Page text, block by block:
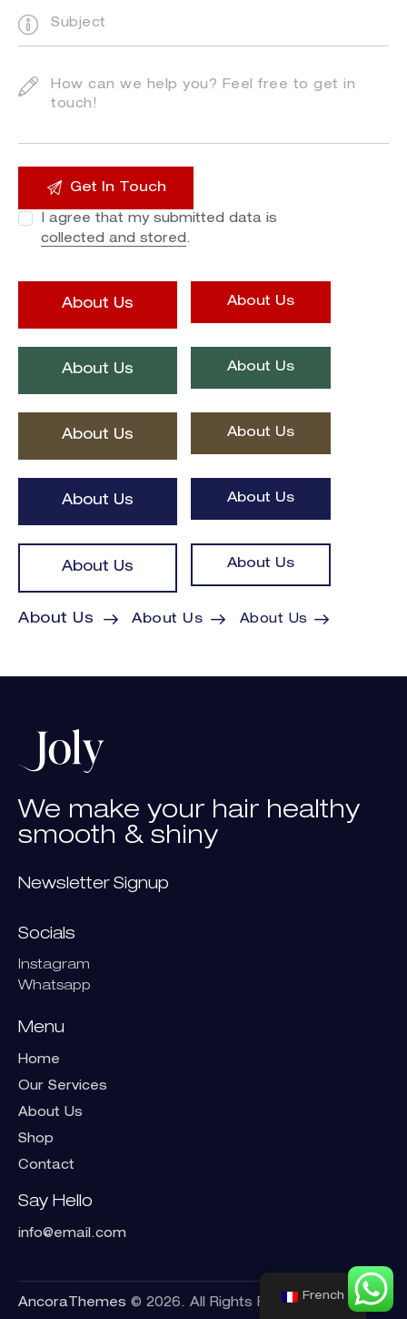
I agree that my submitted data is
collected and stored .
About Us About Us
About Us About Us
About Us About Us
About Us About Us
About Us About Us
About Us About Us About Us
We make your hair healthy
smooth & shiny
Newsletter Signup
Socials
Instagram
Whatsapp
Menu
Home
Our Services
About Us
Shop
Contact
Say Hello
info@email.com
AncoraThemes © 2026. All Rights Reserved.
French